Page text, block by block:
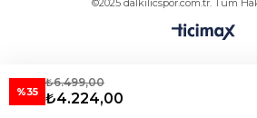
%35
₺6.499,00
₺4.224,00